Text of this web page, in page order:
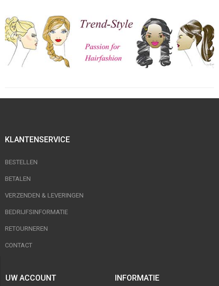
KLANTENSERVICE
BESTELLEN
BETALEN
VERZENDEN & LEVERINGEN
BEDRIJFSINFORMATIE
RETOURNEREN
CONTACT
UW ACCOUNT INFORMATIE